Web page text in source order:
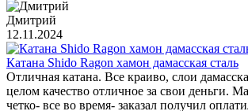
Дмитрий
12.11.2024
Катана Shido Ragon хамон дамасская сталь
Отличная катана. Все краиво, слои
целом качество отличное за свои деньги.
четко- все во время- заказал получил